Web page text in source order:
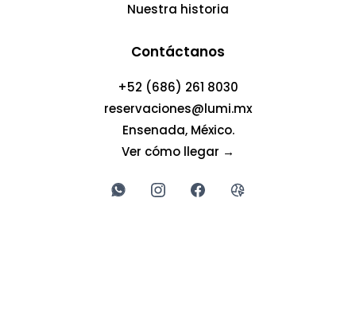
Nuestra historia
Contáctanos
+52 (686) 261 8030
reservaciones@lumi.mx
Ensenada, México.
Ver cómo llegar →